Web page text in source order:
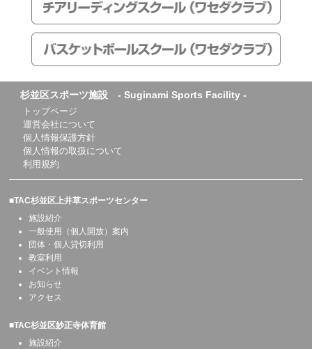
杉並区スポーツ施設 - Suginami Sports Facility -
トップページ
運営会社について
個人情報保護方針
個人情報の取扱について
利用規約
■TAC杉並区上井草スポーツセンター
施設紹介
一般使用（個人開放）案内
団体・個人貸切利用
教室利用
イベント情報
お知らせ
アクセス
■TAC杉並区妙正寺体育館
施設紹介